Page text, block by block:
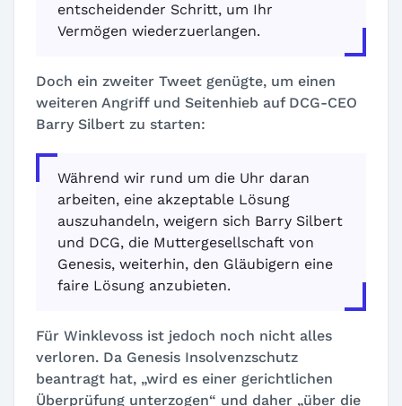
entscheidender Schritt, um Ihr
Vermögen wiederzuerlangen.
Doch ein zweiter Tweet genügte, um einen
weiteren Angriff und Seitenhieb auf DCG-CEO
Barry Silbert zu starten:
Während wir rund um die Uhr daran
arbeiten, eine akzeptable Lösung
auszuhandeln, weigern sich Barry Silbert
und DCG, die Muttergesellschaft von
Genesis, weiterhin, den Gläubigern eine
faire Lösung anzubieten.
Für Winklevoss ist jedoch noch nicht alles
verloren. Da Genesis Insolvenzschutz
beantragt hat, „wird es einer gerichtlichen
Überprüfung unterzogen“ und daher „über die